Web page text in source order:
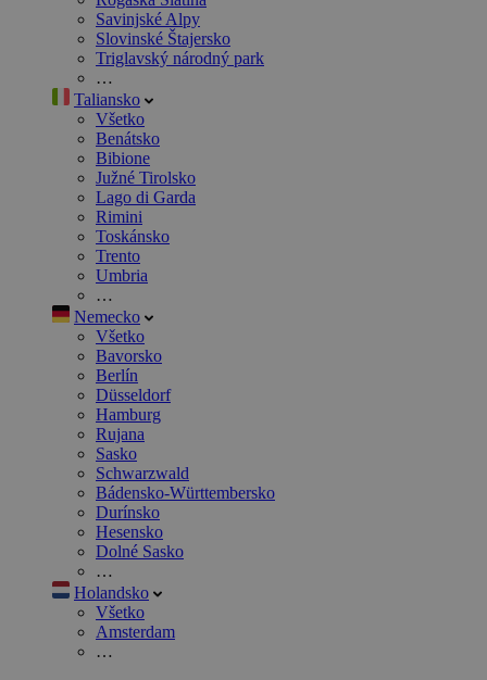
Savinjské Alpy
Slovinské Štajersko
Triglavský národný park
…
Taliansko
Všetko
Benátsko
Bibione
Južné Tirolsko
Lago di Garda
Rimini
Toskánsko
Trento
Umbria
…
Nemecko
Všetko
Bavorsko
Berlín
Düsseldorf
Hamburg
Rujana
Sasko
Schwarzwald
Bádensko-Württembersko
Durínsko
Hesensko
Dolné Sasko
…
Holandsko
Všetko
Amsterdam
…